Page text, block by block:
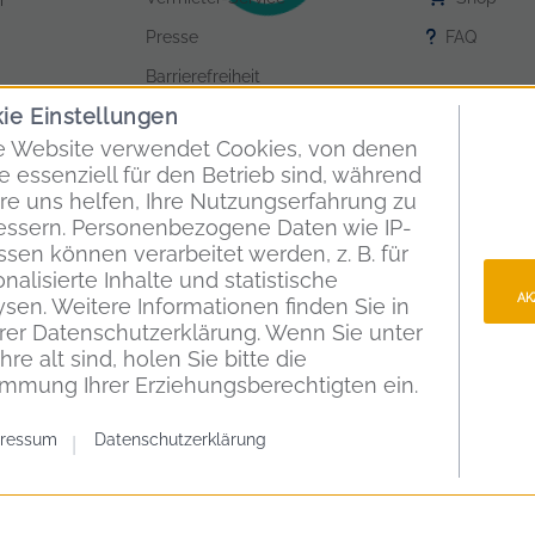
Presse
Barrierefreiheit
FAQ
Impressum
Datenschutz
Einstellungen
Website verwendet Cookies, von denen
essenziell für den Betrieb sind, während
uns helfen, Ihre Nutzungserfahrung zu
Personenbezogene Daten wie IP-
können verarbeitet werden, z. B. für
Inhalte und statistische
Weitere Informationen finden Sie in
Datenschutzerklärung. Wenn Sie unter
alt sind, holen Sie bitte die
Ihrer Erziehungsberechtigten ein.
Datenschutzerklärung